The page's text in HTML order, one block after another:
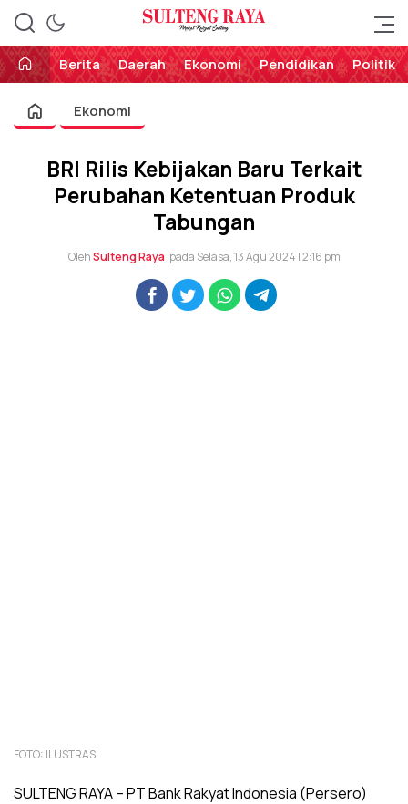
Sulteng Raya
Perekat Rakyat Sulteng
Berita
Daerah Ekonomi Pendidikan Politik
Ekonomi
BRI Rilis Kebijakan Baru Terkait
Perubahan Ketentuan Produk
Tabungan
OlehSulteng Raya pada Selasa, 13 Agu 2024 | 2:16 pm
FOTO: ILUSTRASI
SULTENG RAYA– PT Bank Rakyat Indonesia (Persero)